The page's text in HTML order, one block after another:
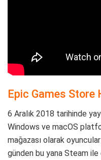
Epic Games Store
6 Aralık 2018 tarihinde
Windows ve macOS
mağazası olarak
günden bu yana Steam